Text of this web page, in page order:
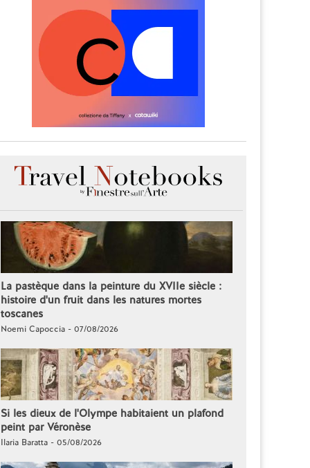
La pastèque dans la peinture du XVIIe siècle :
histoire d'un fruit dans les natures mortes
toscanes
Noemi Capoccia - 07/08/2026
Si les dieux de l'Olympe habitaient un plafond
peint par Véronèse
Ilaria Baratta - 05/08/2026